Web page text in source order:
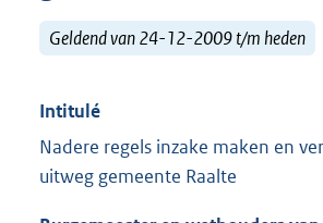
Geldend van 24-12-2009 t/m heden
Intitulé
Nadere regels inzake maken en
uitweg gemeente Raalte